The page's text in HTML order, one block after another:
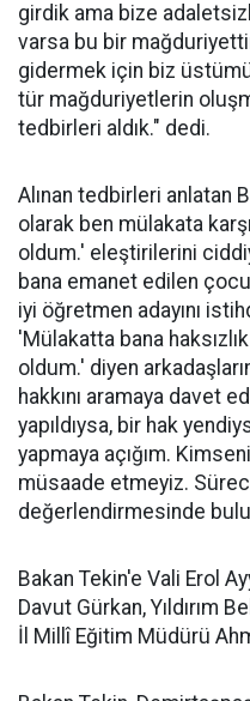
girdik ama bize
varsa bu bir
gidermek için biz
tür mağduriyetlerin
tedbirleri aldık." dedi.
Alınan tedbirleri anlatan
olarak ben mülakata
oldum.' eleştirilerini
bana emanet edilen
iyi öğretmen adayını
'Mülakatta bana
oldum.' diyen
hakkını aramaya davet
yapıldıysa, bir hak
yapmaya açığım.
müsaade etmeyiz.
değerlendirmesinde
Bakan Tekin'e Vali Erol
Davut Gürkan, Yıldırım
İl Millî Eğitim Müdürü